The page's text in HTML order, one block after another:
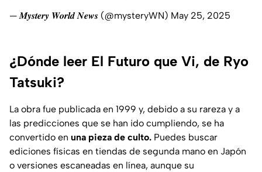
— 𝑴𝒚𝒔𝒕𝒆𝒓𝒚 𝑾𝒐𝒓𝒍𝒅 𝑵𝒆𝒘𝒔 (@mysteryWN) May 25, 2025
¿Dónde leer El Futuro que Vi, de Ryo
Tatsuki?
La obra fue publicada en 1999 y, debido a su rareza y a
las predicciones que se han ido cumpliendo, se ha
convertido en una pieza de culto. Puedes buscar
ediciones físicas en tiendas de segunda mano en Japón
o versiones escaneadas en línea, aunque su